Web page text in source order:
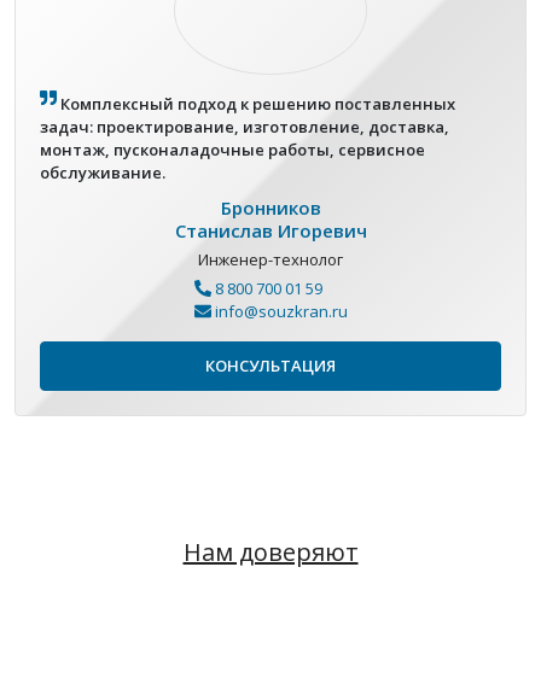
Комплексный подход к решению поставленных
задач: проектирование, изготовление, доставка,
монтаж, пусконаладочные работы, сервисное
обслуживание.
Бронников
Станислав Игоревич
Инженер-технолог
8 800 700 01 59
info@souzkran.ru
КОНСУЛЬТАЦИЯ
Нам доверяют